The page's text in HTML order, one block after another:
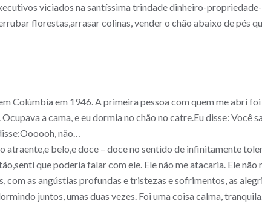
viciados na santíssima trindade dinheiro-
florestas,arrasar colinas, vender o chão abaixo de pés
Colúmbia em 1946. A primeira pessoa com quem me abri
a cama, e eu dormia no chão no catre.Eu disse: Você
não…
atraente,e belo,e doce – doce no sentido de infinitamente
que poderia falar com ele. Ele não me atacaria. Ele
com as angústias profundas e tristezas e sofrimentos, as
juntos, umas duas vezes. Foi uma coisa calma,